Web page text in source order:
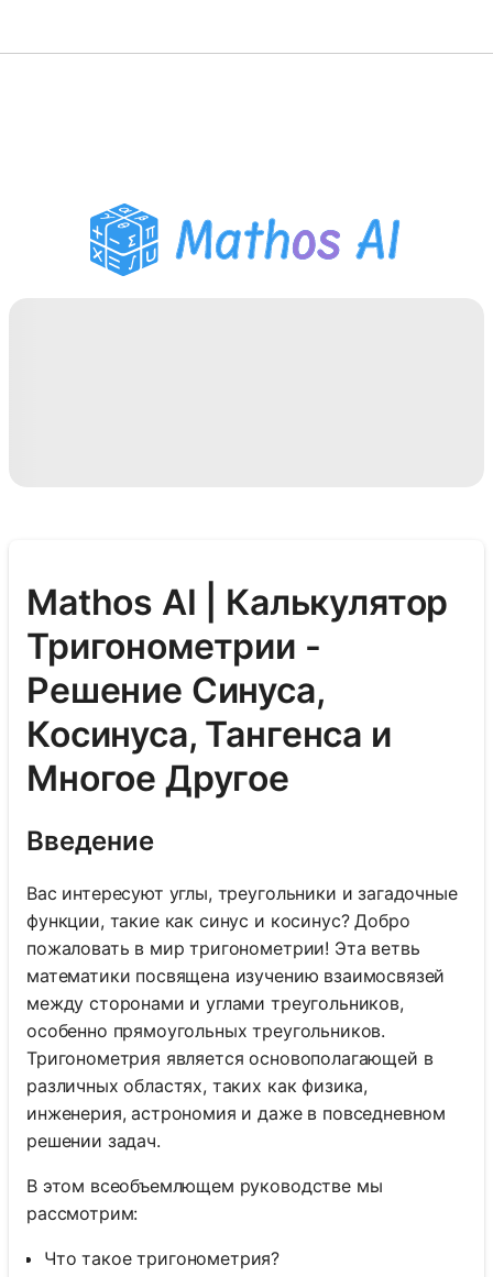
Помощник по домашним
заданиям PDF
Mathos AI | Калькулятор
Тригонометрии -
Решение Синуса,
Косинуса, Тангенса и
Многое Другое
Введение
Вас интересуют углы, треугольники и загадочные
функции, такие как синус и косинус? Добро
пожаловать в мир тригонометрии! Эта ветвь
математики посвящена изучению взаимосвязей
между сторонами и углами треугольников,
особенно прямоугольных треугольников.
Тригонометрия является основополагающей в
различных областях, таких как физика,
инженерия, астрономия и даже в повседневном
решении задач.
В этом всеобъемлющем руководстве мы
рассмотрим:
Что такое тригонометрия?